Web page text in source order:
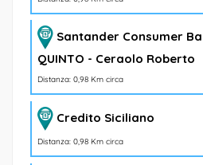
Santander Consumer
QUINTO - Ceraolo Roberto
Distanza: 0,98 Km circa
Credito Siciliano
Distanza: 0,98 Km circa